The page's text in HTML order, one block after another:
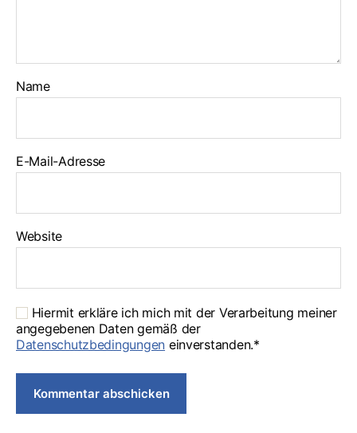
Name
E-Mail-Adresse
Website
Hiermit erkläre ich mich mit der Verarbeitung meiner
angegebenen Daten gemäß der
Datenschutzbedingungen einverstanden.*